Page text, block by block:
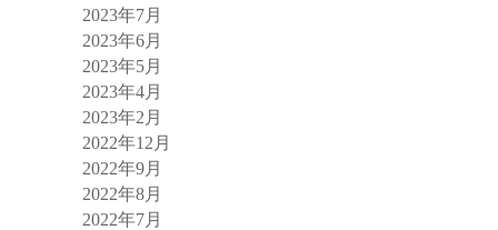
2023年7月
2023年6月
2023年5月
2023年4月
2023年2月
2022年12月
2022年9月
2022年8月
2022年7月